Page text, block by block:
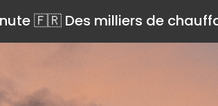
🇫🇷 Des milliers de